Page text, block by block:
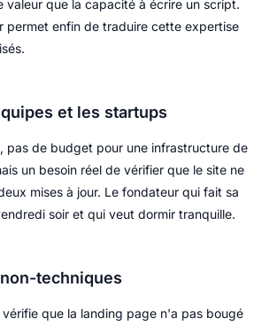
valeur que la capacité à écrire un script.
permet enfin de traduire cette expertise
et les startups
pas de budget pour une infrastructure de
un besoin réel de vérifier que le site ne
mises à jour. Le fondateur qui fait sa
soir et qui veut dormir tranquille.
techniques
que la landing page n'a pas bougé